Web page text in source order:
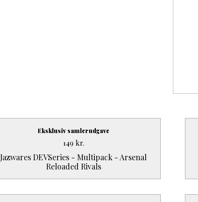
Eksklusiv samlerudgave
Jazwares DEVSeries - Multipack - Arsenal
Reloaded Rivals
149 kr.